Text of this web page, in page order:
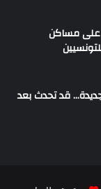
على مساكن
قد تحدث بعد